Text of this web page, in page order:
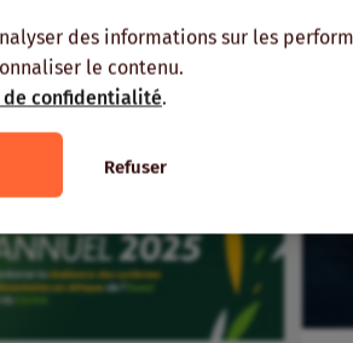
des informations sur les
le contenu.
confidentialité.
Refuser